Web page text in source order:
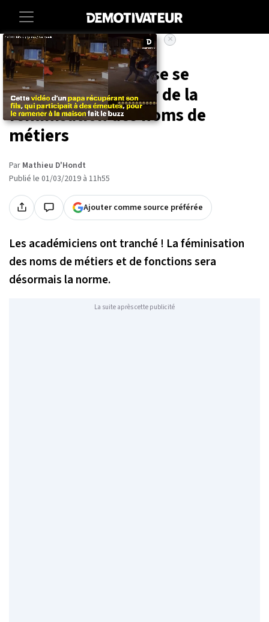
Accueil Societe Culture
L'Académie française se
prononce en faveur de la
féminisation des noms de
métiers
Par Mathieu D'Hondt
Publié le 01/03/2019 à 11h55
Ajouter comme source préférée
Les académiciens ont tranché ! La féminisation
des noms de métiers et de fonctions sera
désormais la norme.
La suite après cette publicité
×